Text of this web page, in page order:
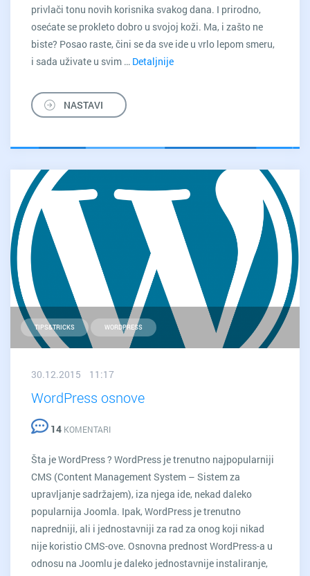
privlači tonu novih korisnika svakog dana. I prirodno,
osećate se prokleto dobro u svojoj koži. Ma, i zašto ne
biste? Posao raste, čini se da sve ide u vrlo lepom smeru,
i sada uživate u svim … Detaljnije
svaki
NASTAVI
TIPS&TRICKS WORDPRESS
30.12.2015 11:17
WordPress osnove
14 KOMENTARI
Šta je WordPress ? WordPress je trenutno najpopularniji
CMS (Content Management System – Sistem za
upravljanje sadržajem), iza njega ide, nekad daleko
popularnija Joomla. Ipak, WordPress je trenutno
napredniji, ali i jednostavniji za rad za onog koji nikad
nije koristio CMS-ove. Osnovna prednost WordPress-a u
odnosu na Joomlu je daleko jednostavnije instaliranje,